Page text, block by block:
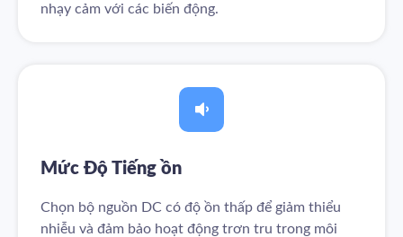
nhạy cảm với các biến động.
Mức Độ Tiếng ồn
Chọn bộ nguồn DC có độ ồn thấp để giảm thiểu
nhiễu và đảm bảo hoạt động trơn tru trong môi